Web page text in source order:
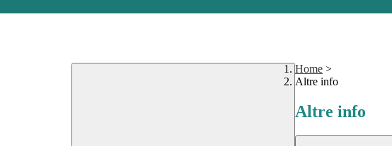
Home >
Altre info
Altre info